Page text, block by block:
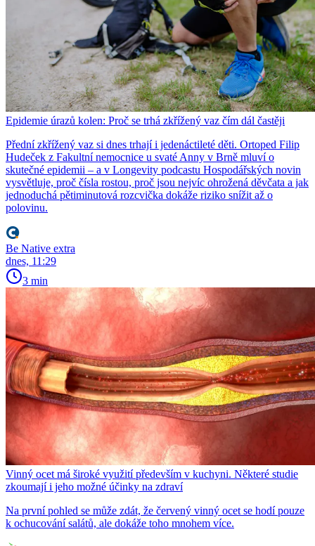
Epidemie úrazů kolen: Proč se trhá zkřížený vaz čím dál častěji
Přední zkřížený vaz si dnes trhají i jedenáctileté děti. Ortoped Filip
Hudeček z Fakultní nemocnice u svaté Anny v Brně mluví o
skutečné epidemii – a v Longevity podcastu Hospodářských novin
vysvětluje, proč čísla rostou, proč jsou nejvíc ohrožená děvčata a jak
jednoduchá pětiminutová rozcvička dokáže riziko snížit až o
polovinu.
Be Native extra
dnes, 11:29
3 min
Vinný ocet má široké využití především v kuchyni. Některé studie
zkoumají i jeho možné účinky na zdraví
Na první pohled se může zdát, že červený vinný ocet se hodí pouze
k ochucování salátů, ale dokáže toho mnohem více.